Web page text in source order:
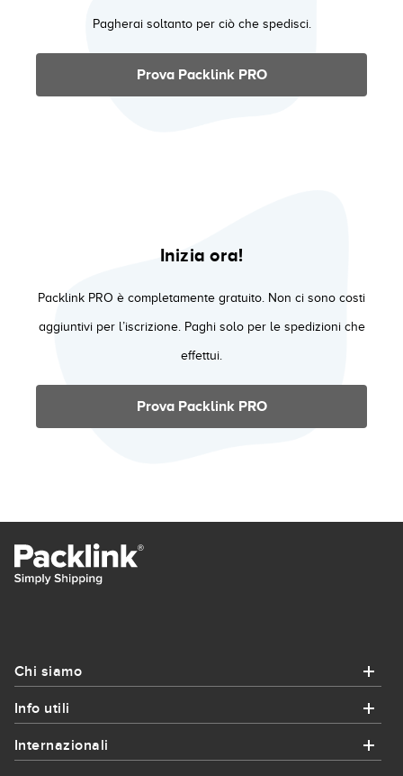
Pagherai soltanto per ciò che spedisci.
Prova Packlink PRO
Inizia ora!
Packlink PRO è completamente gratuito. Non ci sono costi
aggiuntivi per l’iscrizione. Paghi solo per le spedizioni che
effettui.
Prova Packlink PRO
Chi siamo
Chi siamo
Info utili
Info utili
Internazionali